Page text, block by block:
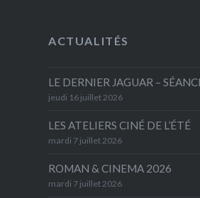
ACTUALITÉS
LE DERNIER JAGUAR –
jeudi 16 juillet 2026
LES ATELIERS CINÉ DE L’ÉTÉ
mardi 7 juillet 2026
ROMAN & CINEMA 2026
mardi 7 juillet 2026